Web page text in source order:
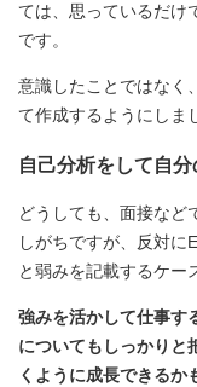
ては、思っているだけ
です。
意識したことではなく
て作成するようにしま
自己分析をして自
どうしても、面接など
しがちですが、反対に
と弱みを記載するケー
強みを活かして仕事す
についてもしっかりと
くように成長できるか